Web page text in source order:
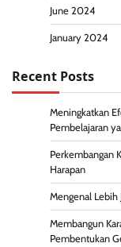
June 2024
January 2024
Recent Posts
Meningkatkan
Pembelajaran
Perkembangan
Harapan
Mengenal Lebih
Membangun
Pembentukan